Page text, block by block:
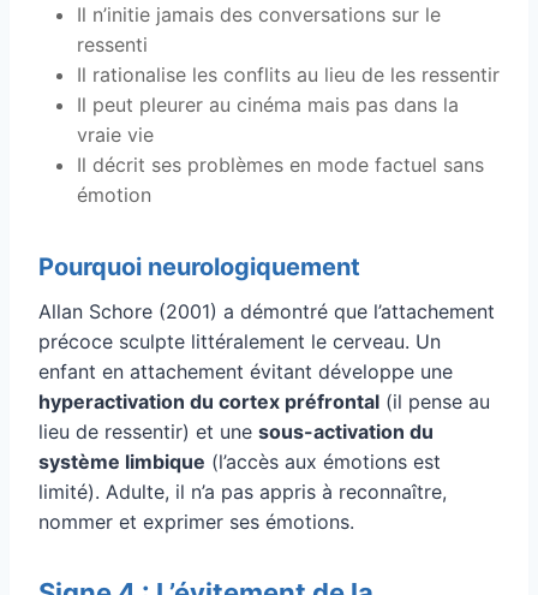
Il n’initie jamais des conversations sur le
ressenti
Il rationalise les conflits au lieu de les ressentir
Il peut pleurer au cinéma mais pas dans la
vraie vie
Il décrit ses problèmes en mode factuel sans
émotion
Pourquoi neurologiquement
Allan Schore (2001) a démontré que l’attachement
précoce sculpte littéralement le cerveau. Un
enfant en attachement évitant développe une
hyperactivation du cortex préfrontal (il pense au
lieu de ressentir) et une sous-activation du
système limbique (l’accès aux émotions est
limité). Adulte, il n’a pas appris à reconnaître,
nommer et exprimer ses émotions.